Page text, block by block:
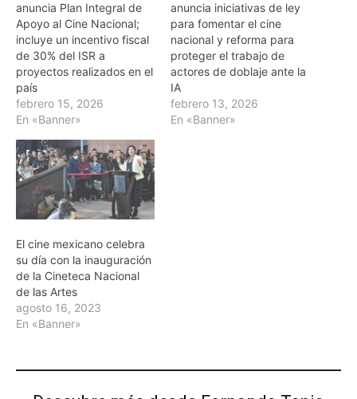
anuncia Plan Integral de
Apoyo al Cine Nacional;
incluye un incentivo fiscal
de 30% del ISR a
proyectos realizados en el
país
febrero 15, 2026
En «Banner»
anuncia iniciativas de ley
para fomentar el cine
nacional y reforma para
proteger el trabajo de
actores de doblaje ante la
IA
febrero 13, 2026
En «Banner»
El cine mexicano celebra
su día con la inauguración
de la Cineteca Nacional
de las Artes
agosto 16, 2023
En «Banner»